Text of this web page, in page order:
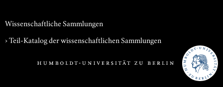
Wissenschaftliche Sammlungen
› Teil-Katalog der wissenschaftlichen Sammlungen